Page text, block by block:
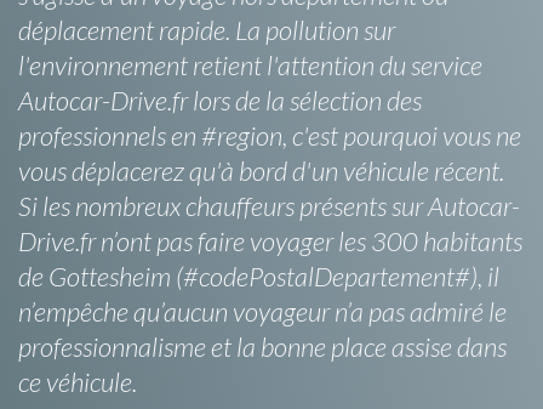
déplacement rapide. La pollution sur
l'environnement retient l'attention du service
Autocar-Drive.fr lors de la sélection des
professionnels en #region, c'est pourquoi vous ne
vous déplacerez qu'à bord d'un véhicule récent.
Si les nombreux chauffeurs présents sur Autocar-
Drive.fr n’ont pas faire voyager les 300 habitants
de Gottesheim (#codePostalDepartement#), il
n’empêche qu’aucun voyageur n’a pas admiré le
professionnalisme et la bonne place assise dans
ce véhicule.